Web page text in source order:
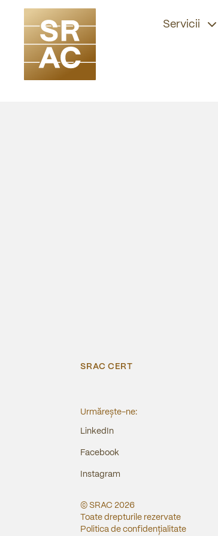
Servicii
SRAC CERT
Urmărește-ne:
LinkedIn
Facebook
Instagram
© SRAC2026
Toate drepturile rezervate
Politica de confidențialitate